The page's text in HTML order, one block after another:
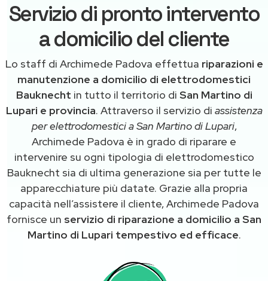
Servizio di pronto intervento
a domicilio del cliente
Lo staff di Archimede Padova effettua riparazioni e
manutenzione a domicilio di elettrodomestici
Bauknecht in tutto il territorio di San Martino di
Lupari e provincia. Attraverso il servizio di assistenza
per elettrodomestici a San Martino di Lupari,
Archimede Padova è in grado di riparare e
intervenire su ogni tipologia di elettrodomestico
Bauknecht sia di ultima generazione sia per tutte le
apparecchiature più datate. Grazie alla propria
capacità nell’assistere il cliente, Archimede Padova
fornisce un servizio di riparazione a domicilio a San
Martino di Lupari tempestivo ed efficace.